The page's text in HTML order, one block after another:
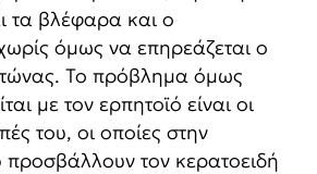
τα βλέφαρα και ο
όμως να επηρεάζεται ο
Το πρόβλημα όμως
με τον ερπητοϊό είναι οι
του, οι οποίες στην
τον κερατοειδή